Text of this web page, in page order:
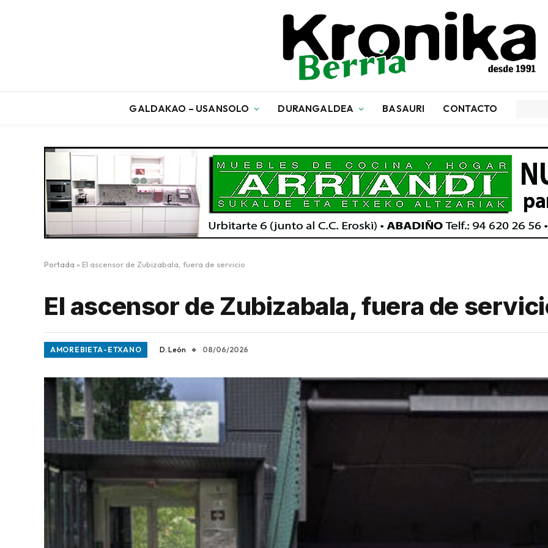
GALDAKAO – USANSOLO DURANGALDEA BASAURI CONTACTO
Portada » El ascensor de Zubizabala, fuera de servicio
El ascensor de Zubizabala, fuera de
AMOREBIETA-ETXANO D. León 08/06/2026